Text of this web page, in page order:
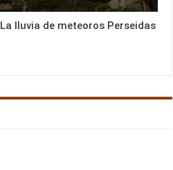
La lluvia de meteoros Perseidas